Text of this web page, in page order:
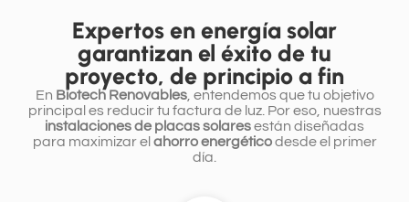
Expertos en energía solar
garantizan el éxito de tu
proyecto, de principio a fin
En Biotech Renovables, entendemos que tu objetivo
principal es reducir tu factura de luz. Por eso, nuestras
instalaciones de placas solaresestán diseñadas
para maximizar el ahorro energéticodesde el primer
día.